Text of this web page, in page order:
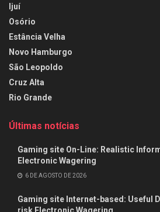
Ijuí
Osório
Estância Velha
Novo Hamburgo
São Leopoldo
Cruz Alta
Rio Grande
Últimas notícias
Gaming site On-Line: Realistic
Electronic Wagering
6 DE AGOSTO DE 2026
Gaming site Internet-based: Useful